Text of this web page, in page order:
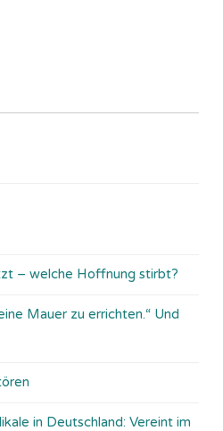
– welche Hoffnung stirbt?
Mauer zu errichten.“ Und
in Deutschland: Vereint im